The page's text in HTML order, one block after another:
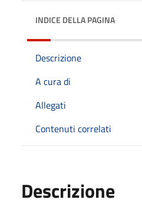
INDICE DELLA PAGINA
Descrizione
A cura di
Allegati
Contenuti correlati
Descrizione